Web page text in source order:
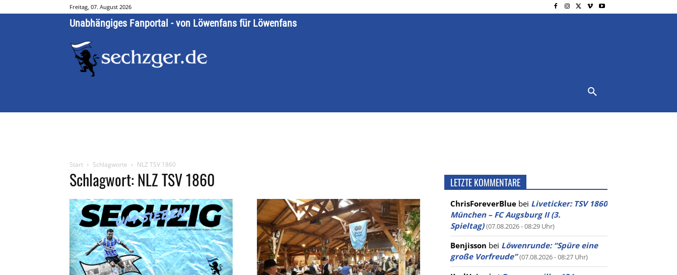
Freitag, 07. August 2026
Unabhängiges Fanportal - von Löwenfans für Löwenfans
Start Schlagworte NLZ TSV 1860
Schlagwort: NLZ TSV 1860 LETZTE KOMMENTARE
ChrisForeverBlue bei Liveticker: TSV 1860
München – FC Augsburg II (3.
Spieltag) (07.08.2026 - 08:29 Uhr)
Benjisson bei Löwenrunde: “Spüre eine
große Vorfreude” (07.08.2026 - 08:27 Uhr)